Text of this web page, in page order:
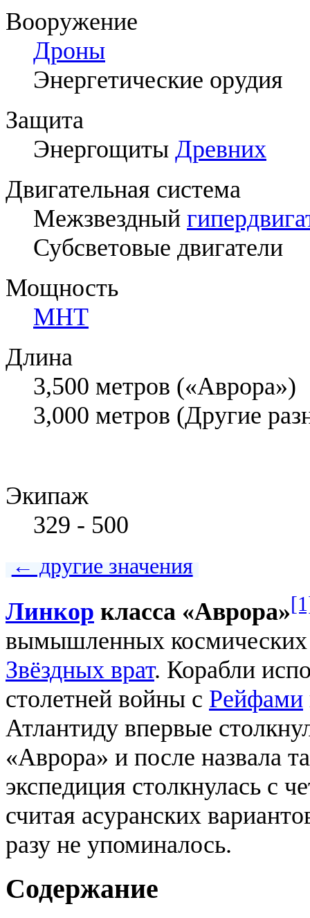
Вооружение
Дроны
Энергетические орудия
Защита
Энергощиты Древних
Двигательная система
Межзвездный
Субсветовые двигатели
Мощность
МНТ
Длина
3,500 метров («Аврора»)
3,000 метров (Другие
Экипаж
329 - 500
← другие значения
Линкор класса «Аврора»
вымышленных космических
Звёздных врат. Корабли
столетней войны с Рейфами
Атлантиду впервые
«Аврора» и после назвала
экспедиция столкнулась с
считая асуранских
разу не упоминалось.
Содержание